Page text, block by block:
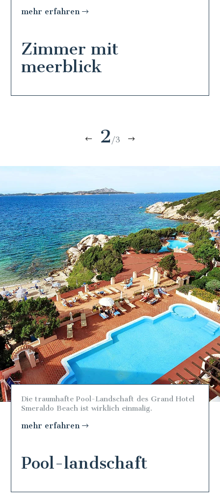
mehr erfahren
Zimmer mit
meerblick
2 /3
Die traumhafte Pool-Landschaft des Grand Hotel
Smeraldo Beach ist wirklich einmalig.
mehr erfahren
Pool-landschaft